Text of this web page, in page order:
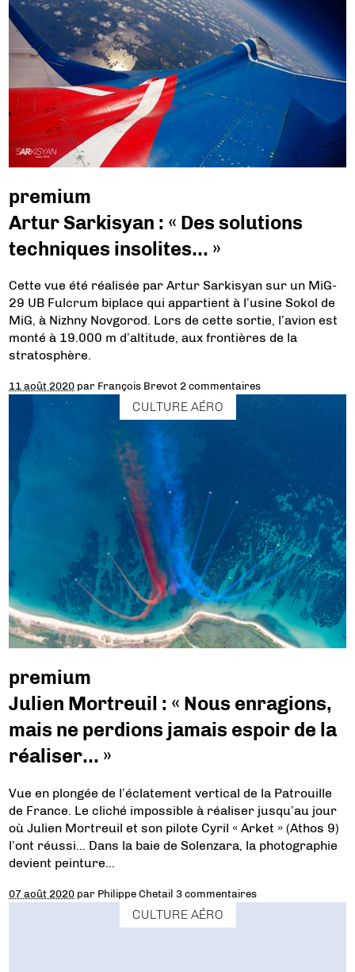
premium
Artur Sarkisyan : « Des solutions
techniques insolites… »
Cette vue été réalisée par Artur Sarkisyan sur un MiG-
29 UB Fulcrum biplace qui appartient à l’usine Sokol de
MiG, à Nizhny Novgorod. Lors de cette sortie, l’avion est
monté à 19.000 m d’altitude, aux frontières de la
stratosphère.
11 août 2020 par François Brevot 2 commentaires
CULTURE AÉRO
premium
Julien Mortreuil : « Nous enragions,
mais ne perdions jamais espoir de la
réaliser… »
Vue en plongée de l’éclatement vertical de la Patrouille
de France. Le cliché impossible à réaliser jusqu’au jour
où Julien Mortreuil et son pilote Cyril « Arket » (Athos 9)
l’ont réussi… Dans la baie de Solenzara, la photographie
devient peinture…
07 août 2020 par Philippe Chetail 3 commentaires
CULTURE AÉRO